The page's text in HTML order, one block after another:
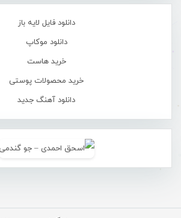
دانلود فایل لایه باز
دانلود موکاپ
خرید هاست
خرید محصولات پوستی
دانلود آهنگ جدید